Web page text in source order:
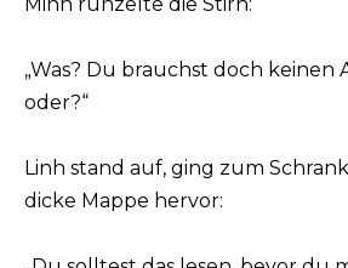
„Was? Du brauchst doch keinen
oder?“
Linh stand auf, ging zum
dicke Mappe hervor: